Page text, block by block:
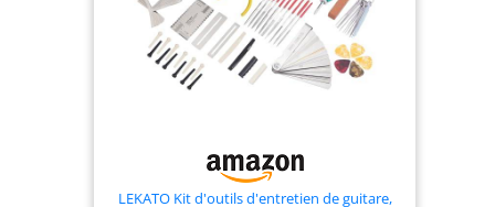
LEKATO Kit d'outils d'entretien de guitare,